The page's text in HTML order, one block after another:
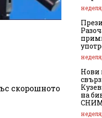
скорошното
Нови
на